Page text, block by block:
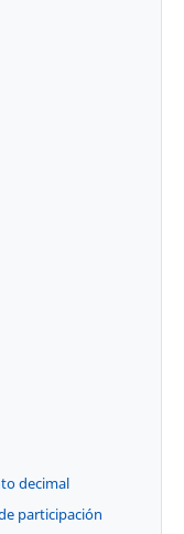
decimal
participación